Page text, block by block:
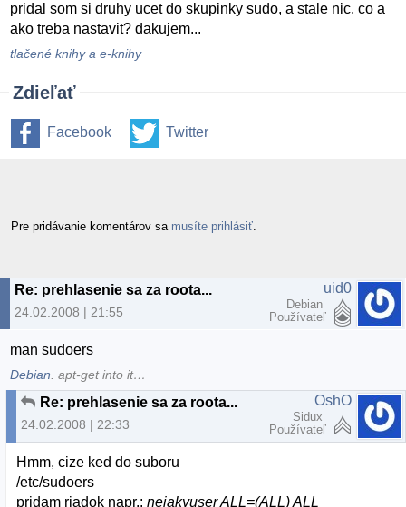
pridal som si druhy ucet do skupinky sudo, a stale nic. co a
ako treba nastavit? dakujem...
tlačené knihy a e-knihy
Zdieľať
Facebook Twitter
Pre pridávanie komentárov sa musíte prihlásiť
Re: prehlasenie sa za roota...
24.02.2008 | 21:55
uid0
Debian
Používateľ
man sudoers
Debian . apt-get into it…
Re: prehlasenie sa za roota...
24.02.2008 | 22:33
OshO
Sidux
Používateľ
Hmm, cize ked do suboru
/etc/sudoers
pridam riadok napr.:nejakyuser ALL=(ALL) ALL